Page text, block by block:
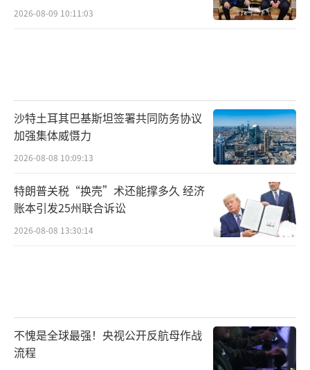
2026-08-09 10:11:03
沙特土耳其巴基斯坦签署共同防务协议
加强集体威慑力
2026-08-08 10:09:13
特朗普关税“换壳”术还能撑多久 经济
账本引发25州联合诉讼
2026-08-08 13:30:14
不愧是全球最强！央视公开反航母作战
流程